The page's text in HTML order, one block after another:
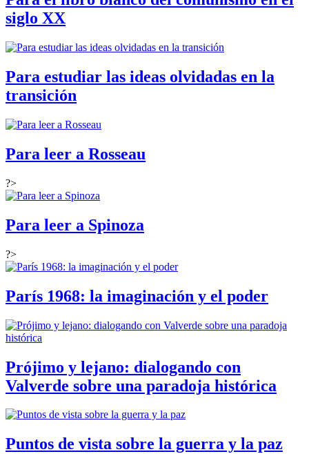
siglo XX
Para estudiar las ideas olvidadas en la
transición
Para leer a Rosseau
?>
Para leer a Spinoza
?>
París 1968: la imaginación y el poder
Prójimo y lejano: dialogando con
Valverde sobre una paradoja histórica
Puntos de vista sobre la guerra y la paz